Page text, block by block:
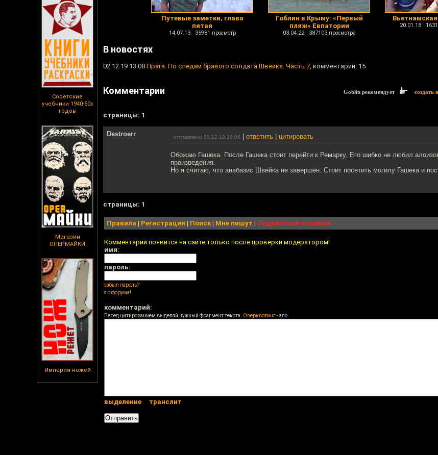
Советские
учебники 1940-50х
годов
Магазин
ОПЕРМАЙКИ
Империя ножей
Путевые заметки, глава
пятая
14.07.13 35981 просмотр
Гоблин в Крыму: «Первый
пляж» Евпатории
03.04.22 387103 просмотра
20.01.18
В новостях
02.12.19 13:08 Прага. По следам бравого солдата Швейка. Часть 7, комментарии: 15
Комментарии Goblin рекомендует создать
cтраницы: 1
Destroerr отправлено 03.12.19 10:06 ответить цитировать
Обожаю Гашека. После Гашека стоит перейти к Ремарку. Его шибко не любил
произведения.
Но я считаю, что анабазис Швейка не завершён. Стоит посетить могилу Гашека и
cтраницы: 1
Правила | Регистрация | Поиск| Мне пишут | Поделиться ссылкой
Комментарий появится на сайте только после проверки модератором!
имя:
пароль:
забыл пароль?
я с форума!
комментарий:
Перед цитированием выделяй нужный фрагмент текста. Оверквотинг- зло.
выделение транслит